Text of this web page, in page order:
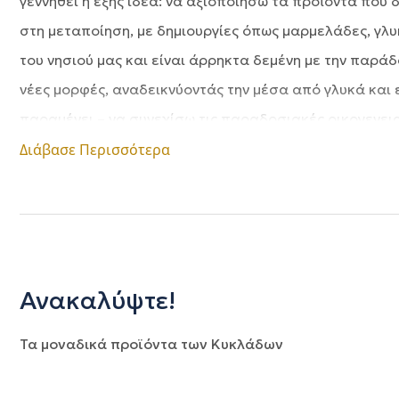
στη μεταποίηση, με δημιουργίες όπως μαρμελάδες,
του νησιού μας και είναι άρρηκτα δεμένη με την
νέες μορφές, αναδεικνύοντάς την μέσα από γλυκά
παραμένει – να συνεχίσω τις παραδοσιακές
εκμοντερνισμού, όπως η προσθήκη ξηρών καρπών και
Διάβασε Περισσότερα
Ανακαλύψτε!
Τα μοναδικά προϊόντα των Κυκλάδων